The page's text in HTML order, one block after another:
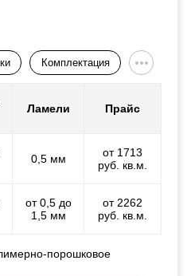
Комплектация
Ламели Прайс
0,5 мм
от 1713
руб. кв.м.
от 0,5 до
1,5 мм
от 2262
руб. кв.м.
порошковое